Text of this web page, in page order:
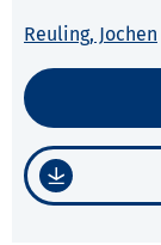
Reuling, Jochen